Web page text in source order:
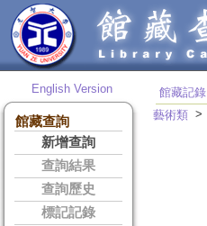
English Version
館藏查詢
新增查詢
查詢結果
查詢歷史
標記記錄
館藏記錄
藝術類 >